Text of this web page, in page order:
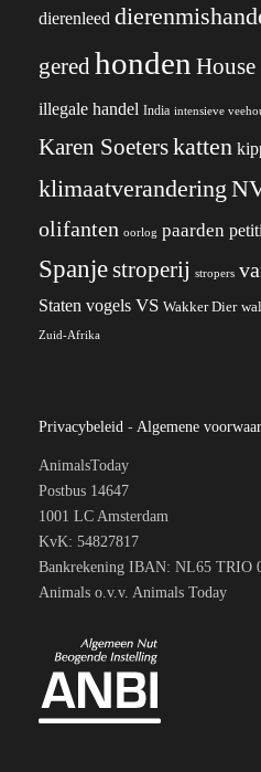
dierenleed
gered honden
illegale handel India intensieve
Karen Soeterskatten
klimaatverandering
olifanten oorlog paarden
Spanjestroperij stropers
Staten vogels VS Wakker Dier
Zuid-Afrika
Privacybeleid - Algemene
AnimalsToday
Postbus 14647
1001 LC Amsterdam
KvK: 54827817
Bankrekening IBAN: NL65 TRIO
Animals o.v.v. Animals Today